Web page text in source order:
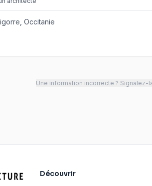
Occitanie
Une information incorrecte ? Signalez-
Découvrir